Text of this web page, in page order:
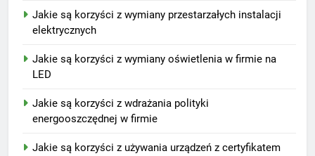
Jakie są korzyści z wymiany przestarzałych instalacji
elektrycznych
Jakie są korzyści z wymiany oświetlenia w firmie na
LED
Jakie są korzyści z wdrażania polityki
energooszczędnej w firmie
Jakie są korzyści z używania urządzeń z certyfikatem